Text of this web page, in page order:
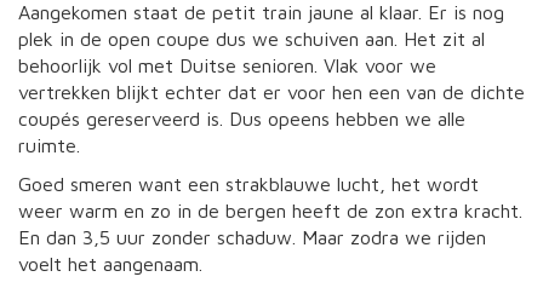
Aangekomen staat de petit train jaune al klaar. Er is nog
plek in de open coupe dus we schuiven aan. Het zit al
behoorlijk vol met Duitse senioren. Vlak voor we
vertrekken blijkt echter dat er voor hen een van de dichte
coupés gereserveerd is. Dus opeens hebben we alle
ruimte.
Goed smeren want een strakblauwe lucht, het wordt
weer warm en zo in de bergen heeft de zon extra kracht.
En dan 3,5 uur zonder schaduw. Maar zodra we rijden
voelt het aangenaam.